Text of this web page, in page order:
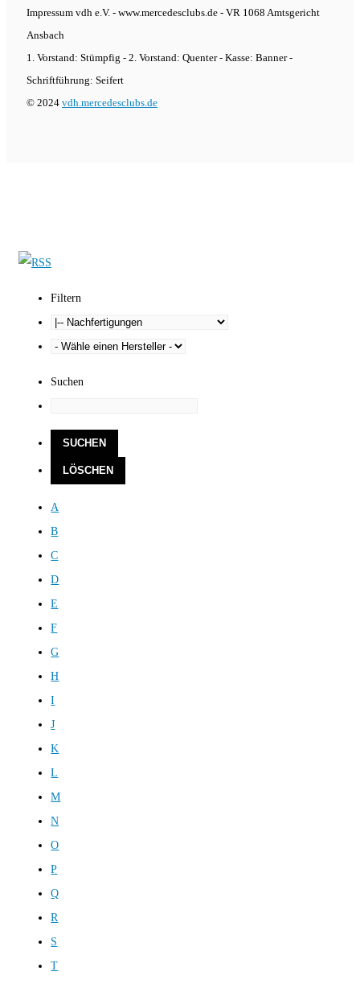
Impressum vdh e.V. - www.mercedesclubs.de - VR 1068 Amtsgericht
Ansbach
1. Vorstand: Stümpfig - 2. Vorstand: Quenter - Kasse: Banner -
Schriftführung: Seifert
© 2024 vdh.mercedesclubs.de
Filtern
Suchen
A
B
C
D
E
F
G
H
I
J
K
L
M
N
O
P
Q
R
S
T